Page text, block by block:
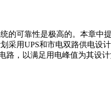
可靠性是极高的。本章中
用UPS和市电双路供电设
，以满足用电峰值为其设